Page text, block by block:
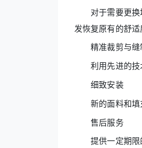
对于需要更换填
发恢复原有的舒适
精准裁剪与缝
利用先进的技术
细致安装
新的面料和填充
售后服务
提供一定期限的